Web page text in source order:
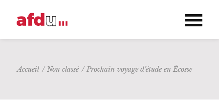
Accueil / Non classé / Prochain voyage d’étude en Écosse